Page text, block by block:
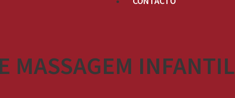
MASSAGEM INFANTIL